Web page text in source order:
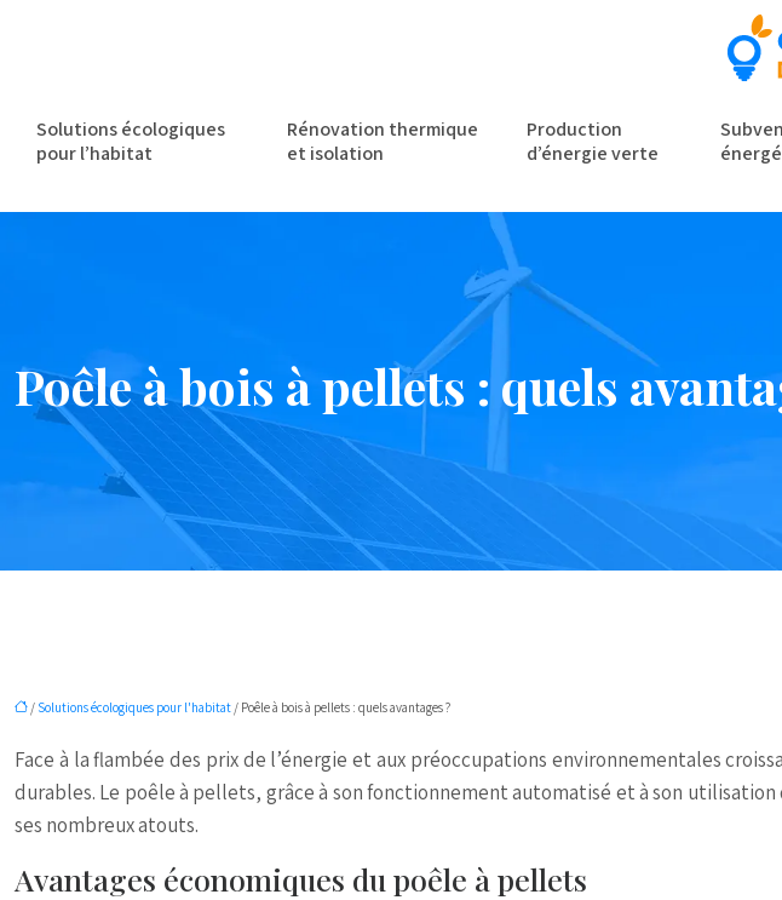
Solutions écologiques
pour l’habitat
Rénovation thermique
et isolation
Production
d’énergie verte
Poêle à bois à pellets : quels
/ Solutions écologiques pour l'habitat / Poêle à bois à pellets : quels avantages ?
Face à la flambée des prix de l’énergie et aux préoccupations environnementales
durables. Le poêle à pellets, grâce à son fonctionnement automatisé et à son
ses nombreux atouts.
Avantages économiques du poêle à pellets